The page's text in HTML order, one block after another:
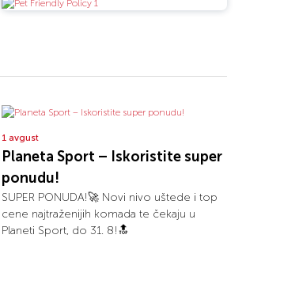
1 avgust
Planeta Sport – Iskoristite super
ponudu!
SUPER PONUDA!🚀 Novi nivo uštede i top
cene najtraženijih komada te čekaju u
Planeti Sport, do 31. 8!🔝